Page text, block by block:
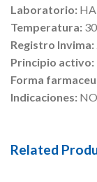
Laboratorio:
Temperatura: 30
Registro Invima:
Principio activo:
Forma
Indicaciones:
Related